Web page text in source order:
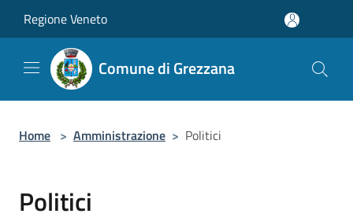
Regione Veneto
Comune di Grezzana
Home > Amministrazione > Politici
Politici